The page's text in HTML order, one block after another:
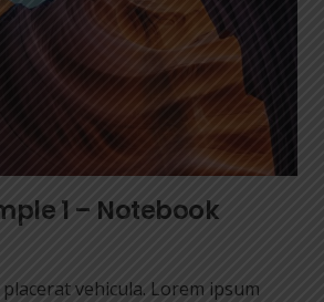
1 – Notebook
vehicula. Lorem ipsum